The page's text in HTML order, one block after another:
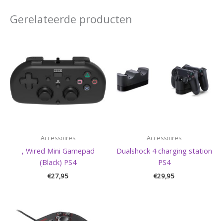
Gerelateerde producten
Accessoires
, Wired Mini Gamepad
(Black) PS4
€27,95
Accessoires
Dualshock 4 charging station
PS4
€29,95